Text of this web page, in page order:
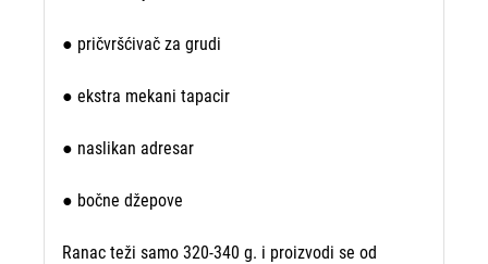
● pričvršćivač za grudi
● ekstra mekani tapacir
● naslikan adresar
● bočne džepove
Ranac teži samo 320-340 g. i proizvodi se od